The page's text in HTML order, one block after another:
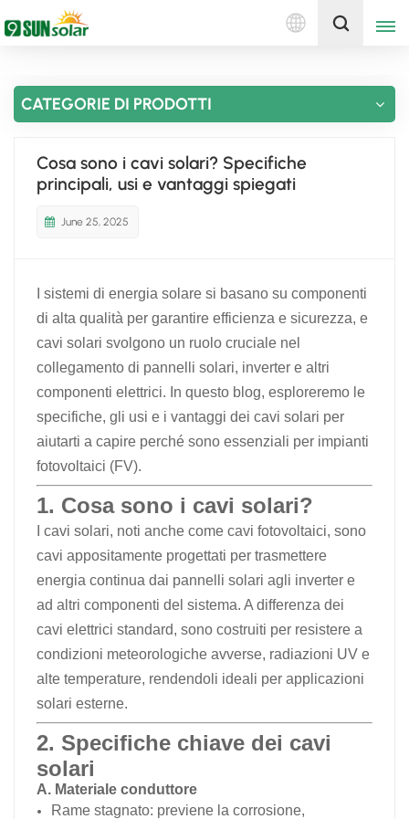
Italiano
English
Deutsch
русский
português
Nederlands
العربية
日本語
한국의
Ottieni un preventivo
CATEGORIE DI PRODOTTI
Cosa sono i cavi solari? Specifiche
principali, usi e vantaggi spiegati
June 25, 2025
I sistemi di energia solare si basano su componenti
di alta qualità per garantire efficienza e sicurezza, e
cavi solari svolgono un ruolo cruciale nel
collegamento di pannelli solari, inverter e altri
componenti elettrici. In questo blog, esploreremo le
specifiche, gli usi e i vantaggi dei cavi solari per
aiutarti a capire perché sono essenziali per impianti
fotovoltaici (FV).
1. Cosa sono i cavi solari?
I cavi solari, noti anche come cavi fotovoltaici, sono
cavi appositamente progettati per trasmettere
energia continua dai pannelli solari agli inverter e
ad altri componenti del sistema. A differenza dei
cavi elettrici standard, sono costruiti per resistere a
condizioni meteorologiche avverse, radiazioni UV e
alte temperature, rendendoli ideali per applicazioni
solari esterne.
2. Specifiche chiave dei cavi
solari
A. Materiale conduttore
Rame stagnato: previene la corrosione,